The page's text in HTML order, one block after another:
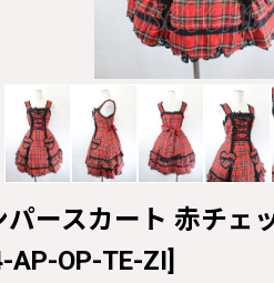
ースカート 赤チェ
OP-TE-ZI]